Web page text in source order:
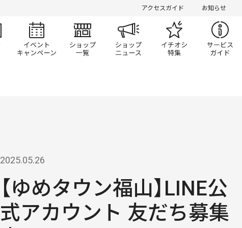
アクセスガイド お知らせ
チラシ情報 イベント/キャンペーン
ショップ一覧 ショップニュースイチオシ特集
2025.05.26
【ゆめタウン福山】LINE公
式アカウント 友だち募集